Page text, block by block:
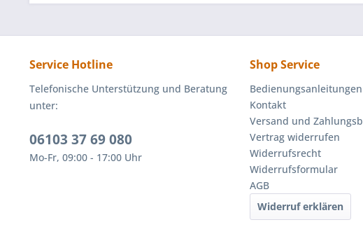
Service Hotline
Telefonische Unterstützung und Beratung
unter:
06103 37 69 080
Mo-Fr, 09:00 - 17:00 Uhr
Shop Service
Bedienungsanleitungen
Kontakt
Versand und
Vertrag widerrufen
Widerrufsrecht
Widerrufsformular
AGB
Widerruf erklären